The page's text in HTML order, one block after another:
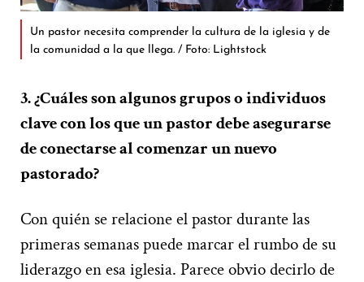
Un pastor necesita comprender la cultura de la iglesia y de
la comunidad a la que llega. / Foto: Lightstock
3. ¿Cuáles son algunos grupos o individuos
clave con los que un pastor debe asegurarse
de conectarse al comenzar un nuevo
pastorado?
Con quién se relacione el pastor durante las
primeras semanas puede marcar el rumbo de su
liderazgo en esa iglesia. Parece obvio decirlo de